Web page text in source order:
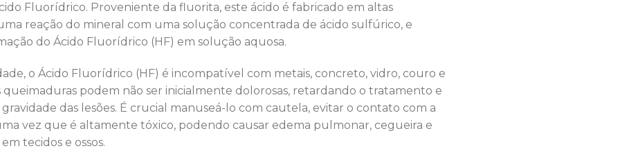
Fluorídrico. Proveniente da fluorita, este ácido é fabricado em altas
reação do mineral com uma solução concentrada de ácido sulfúrico, e
do Ácido Fluorídrico (HF) em solução aquosa.
o Ácido Fluorídrico (HF) é incompatível com metais, concreto, vidro, couro e
queimaduras podem não ser inicialmente dolorosas, retardando o tratamento e
das lesões. É crucial manuseá-lo com cautela, evitar o contato com a
vez que é altamente tóxico, podendo causar edema pulmonar, cegueira e
tecidos e ossos.